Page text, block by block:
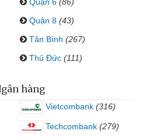
Quận 8 (43)
Tân Bình (267)
Thủ Đức (111)
hàng
Vietcombank (316)
Techcombank (279)